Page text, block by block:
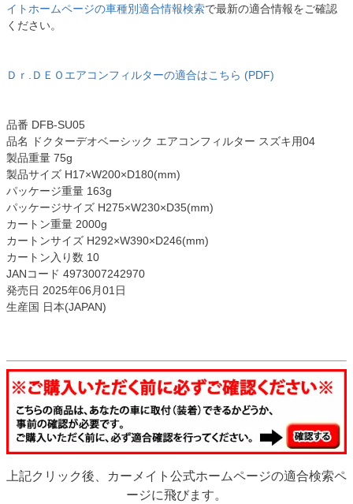
イトホームページの車種別適合情報検索で最新の適合情報をご確認
ください。
Ｄｒ.ＤＥＯエアコンフィルターの適合はこちら (PDF)
品番 DFB-SU05
品名 ドクターデオベーシック エアコンフィルター スズキ用04
製品重量 75g
製品サイズ H17×W200×D180(mm)
パッケージ重量 163g
パッケージサイズ H275×W230×D35(mm)
カートン重量 2000g
カートンサイズ H292×W390×D246(mm)
カートン入り数 10
JANコード 4973007242970
発売日 2025年06月01日
生産国 日本(JAPAN)
上記クリック後、カーメイト公式ホームページの適合検索ペ
ージに飛びます。